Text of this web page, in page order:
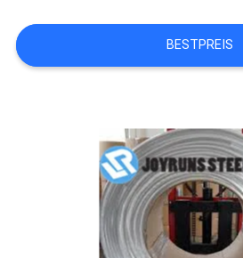
SIE
EIN
SEITENVERZEICHNIS
DATENSCHUTZ-
BESTIMMUNGEN
BESTPREIS